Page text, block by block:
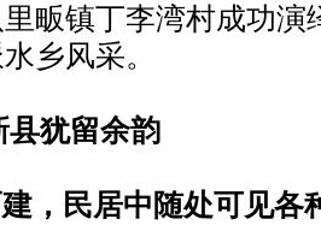
畈镇丁李湾村成功演
水乡风采。
县犹留余韵
民居中随处可见各